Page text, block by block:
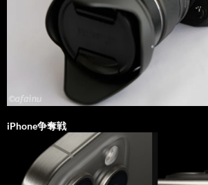
iPhone争奪戦